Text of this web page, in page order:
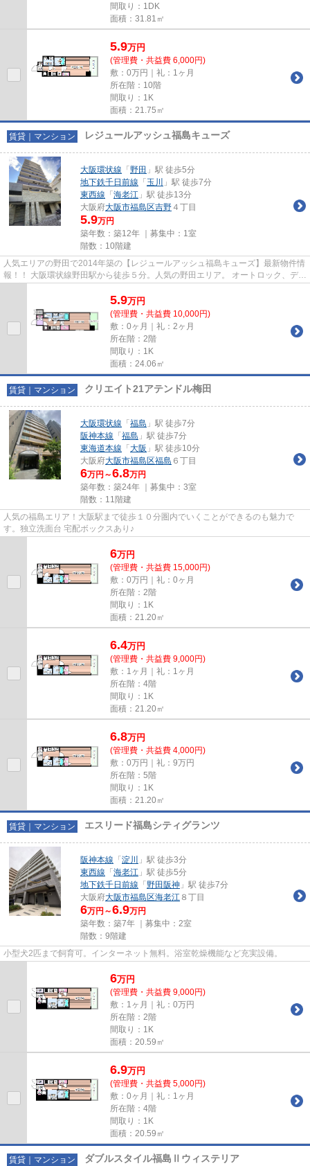
間取り：1DK
面積：31.81㎡
5.9万円
(管理費・共益費 6,000円)
敷：0万円｜礼：1ヶ月
所在階：10階
間取り：1K
面積：21.75㎡
賃貸｜マンション レジュールアッシュ福島キューズ
大阪環状線 「 野田 」駅 徒歩5分
地下鉄千日前線 「 玉川
」駅 徒歩7分
東西線 「 海老江 」駅 徒歩13分
大阪府大阪市福島区吉野 ４丁目
5.9万円
築年数：築12年 ｜募集中： 1室
階数：10階建
人気エリアの野田で2014年築の【レジュールアッシュ福島キューズ】最新物件情
報！！ 大阪環状線野田駅から徒歩５分。人気の野田エリア。 オートロック、ディ
5.9万円
(管理費・共益費 10,000円)
敷：0ヶ月｜礼：2ヶ月
所在階：2階
間取り：1K
面積：24.06㎡
賃貸｜マンション クリエイト21アテンドル梅田
大阪環状線 「 福島 」駅 徒歩7分
阪神本線 「 福島 」駅 徒歩7分
東海道本線 「 大阪 」駅 徒歩10分
大阪府大阪市福島区福島 ６丁目
6万円～6.8万円
築年数：築24年 ｜募集中： 3室
階数：11階建
人気の福島エリア！大阪駅まで徒歩１０分圏内でいくことができるのも魅力で
す。独立洗面台 宅配ボックスあり♪
6万円
(管理費・共益費 15,000円)
敷：0万円｜礼：0ヶ月
所在階：2階
間取り：1K
面積：21.20㎡
6.4万円
(管理費・共益費 9,000円)
敷：1ヶ月｜礼：1ヶ月
所在階：4階
間取り：1K
面積：21.20㎡
6.8万円
(管理費・共益費 4,000円)
敷：0万円｜礼：9万円
所在階：5階
間取り：1K
面積：21.20㎡
賃貸｜マンション エスリード福島シティグランツ
阪神本線 「 淀川
」駅 徒歩3分
東西線 「 海老江 」駅 徒歩5分
地下鉄千日前線 「 野田阪神 」駅 徒歩7分
大阪府大阪市福島区海老江 ８丁目
6万円～6.9万円
築年数：築7年 ｜募集中： 2室
階数：9階建
小型犬2匹まで飼育可。インターネット無料。浴室乾燥機能など充実設備。
6万円
(管理費・共益費 9,000円)
敷：1ヶ月｜礼：0万円
所在階：2階
間取り：1K
面積：20.59㎡
6.9万円
(管理費・共益費 5,000円)
敷：0ヶ月｜礼：1ヶ月
所在階：4階
間取り：1K
面積：20.59㎡
賃貸｜マンション ダブルスタイル福島Ⅱウィステリア